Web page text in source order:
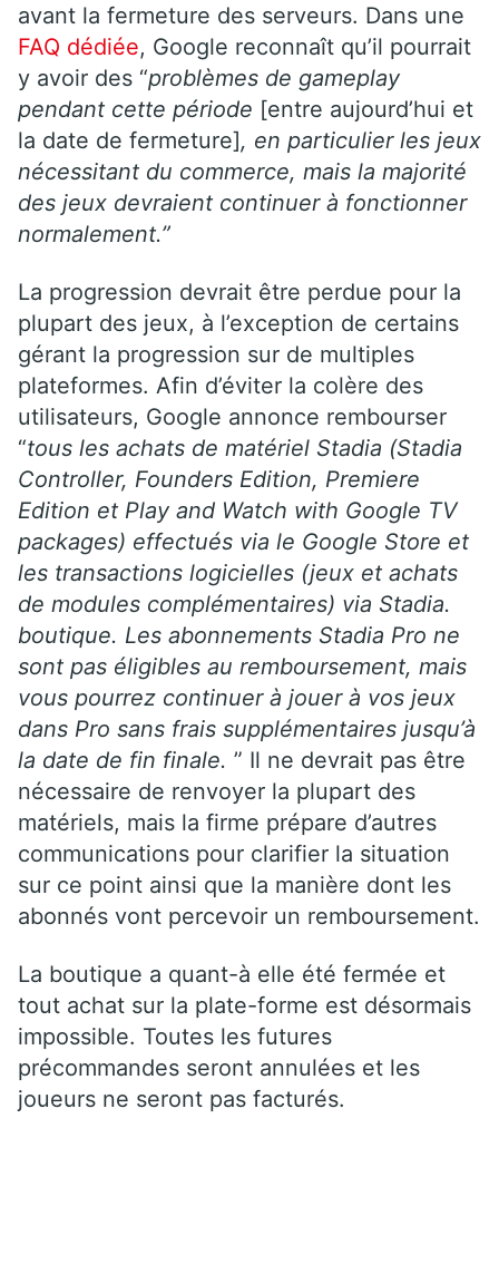
avant la fermeture des serveurs. Dans une
FAQ dédiée, Google reconnaît qu’il pourrait
y avoir des “problèmes de gameplay
pendant cette période [entre aujourd’hui et
la date de fermeture], en particulier les jeux
nécessitant du commerce, mais la majorité
des jeux devraient continuer à fonctionner
normalement.”
La progression devrait être perdue pour la
plupart des jeux, à l’exception de certains
gérant la progression sur de multiples
plateformes. Afin d’éviter la colère des
utilisateurs, Google annonce rembourser
“tous les achats de matériel Stadia (Stadia
Controller, Founders Edition, Premiere
Edition et Play and Watch with Google TV
packages) effectués via le Google Store et
les transactions logicielles (jeux et achats
de modules complémentaires) via Stadia.
boutique. Les abonnements Stadia Pro ne
sont pas éligibles au remboursement, mais
vous pourrez continuer à jouer à vos jeux
dans Pro sans frais supplémentaires jusqu’à
la date de fin finale. ” Il ne devrait pas être
nécessaire de renvoyer la plupart des
matériels, mais la firme prépare d’autres
communications pour clarifier la situation
sur ce point ainsi que la manière dont les
abonnés vont percevoir un remboursement.
La boutique a quant-à elle été fermée et
tout achat sur la plate-forme est désormais
impossible. Toutes les futures
précommandes seront annulées et les
joueurs ne seront pas facturés.